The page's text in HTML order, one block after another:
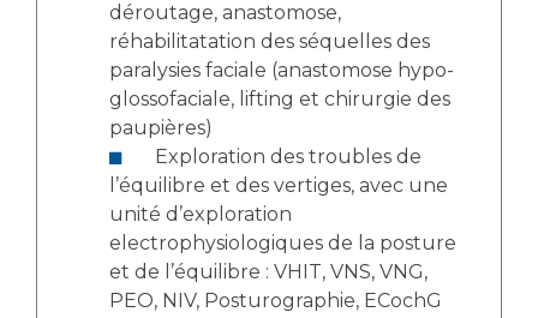
déroutage, anastomose,
réhabilitatation des séquelles des
paralysies faciale (anastomose hypo-
glossofaciale, lifting et chirurgie des
paupières)
l’équilibre et des vertiges, avec une
unité d’exploration
electrophysiologiques de la posture
et de l’équilibre : VHIT, VNS, VNG,
PEO, NIV, Posturographie, ECochG